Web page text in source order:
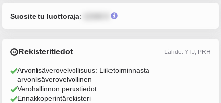
Suositeltu luottoraja:
Rekisteritiedot Lähde: YTJ, PRH
Arvonlisäverovelvollisuus: Liiketoiminnasta
arvonlisäverovelvollinen
Verohallinnon perustiedot
Ennakkoperintärekisteri